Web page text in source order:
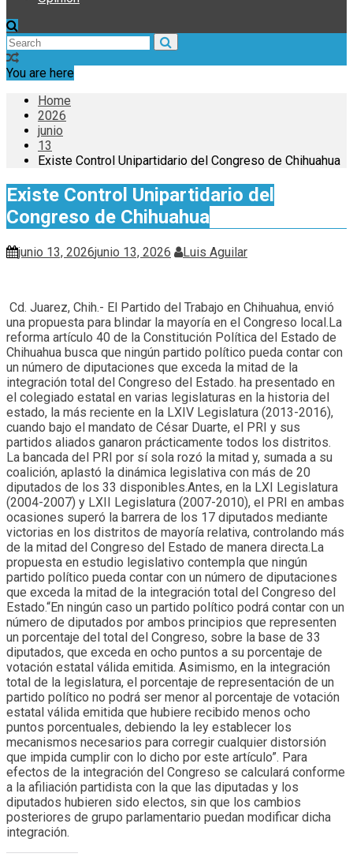
You are here
Home
2026
junio
13
Existe Control Unipartidario del Congreso de Chihuahua
Existe Control Unipartidario del
Congreso de Chihuahua
junio 13, 2026junio 13, 2026 Luis Aguilar
Cd. Juarez, Chih.- El Partido del Trabajo en Chihuahua, envió
una propuesta para blindar la mayoría en el Congreso local.La
reforma artículo 40 de la Constitución Política del Estado de
Chihuahua busca que ningún partido político pueda contar con
un número de diputaciones que exceda la mitad de la
integración total del Congreso del Estado. ha presentado en
el colegiado estatal en varias legislaturas en la historia del
estado, la más reciente en la LXIV Legislatura (2013-2016),
cuando bajo el mandato de César Duarte, el PRI y sus
partidos aliados ganaron prácticamente todos los distritos.
La bancada del PRI por sí sola rozó la mitad y, sumada a su
coalición, aplastó la dinámica legislativa con más de 20
diputados de los 33 disponibles.Antes, en la LXI Legislatura
(2004-2007) y LXII Legislatura (2007-2010), el PRI en ambas
ocasiones superó la barrera de los 17 diputados mediante
victorias en los distritos de mayoría relativa, controlando más
de la mitad del Congreso del Estado de manera directa.La
propuesta en estudio legislativo contempla que ningún
partido político pueda contar con un número de diputaciones
que exceda la mitad de la integración total del Congreso del
Estado.“En ningún caso un partido político podrá contar con un
número de diputados por ambos principios que representen
un porcentaje del total del Congreso, sobre la base de 33
diputados, que exceda en ocho puntos a su porcentaje de
votación estatal válida emitida. Asimismo, en la integración
total de la legislatura, el porcentaje de representación de un
partido político no podrá ser menor al porcentaje de votación
estatal válida emitida que hubiere recibido menos ocho
puntos porcentuales, debiendo la ley establecer los
mecanismos necesarios para corregir cualquier distorsión
que impida cumplir con lo dicho por este artículo”. Para
efectos de la integración del Congreso se calculará conforme
a la afiliación partidista con la que las diputadas y los
diputados hubieren sido electos, sin que los cambios
posteriores de grupo parlamentario puedan modificar dicha
integración.